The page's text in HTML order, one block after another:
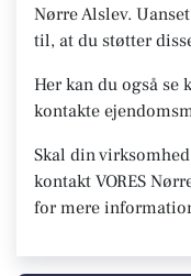
Nørre Alslev.
til, at du støtter
Her kan du også
kontakte
Skal din
kontakt VORES
for mere